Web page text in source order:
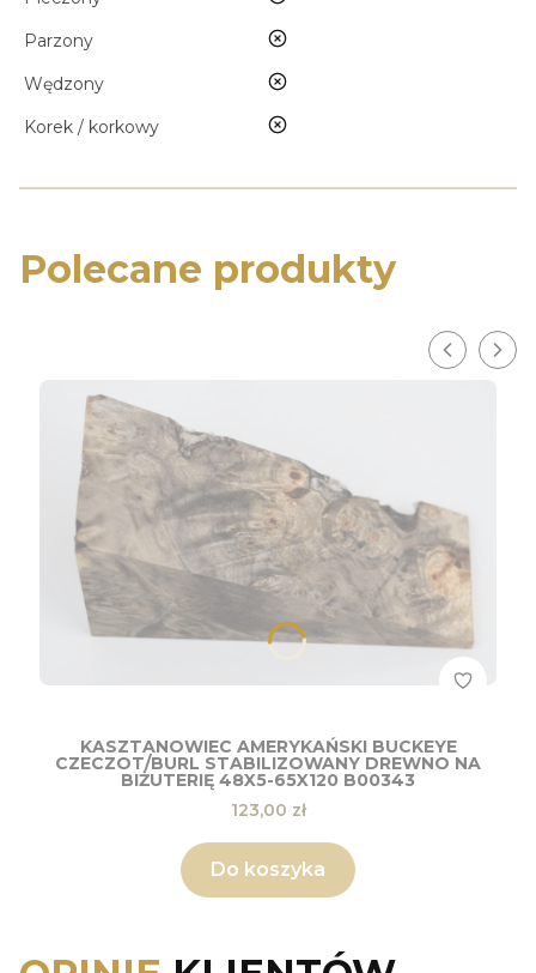
Parzony nie
Wędzony nie
Korek / korkowy nie
Polecane produkty
KASZTANOWIEC AMERYKAŃSKI BUCKEYE
CZECZOT/BURL STABILIZOWANY DREWNO NA
BIŻUTERIĘ 48X5-65X120 B00343
Cena
123,00 zł
Do koszyka